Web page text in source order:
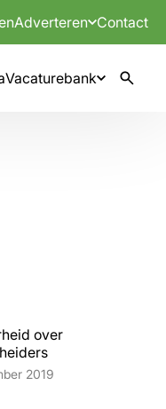
Adverteren Contact
Vacaturebank
over
2019